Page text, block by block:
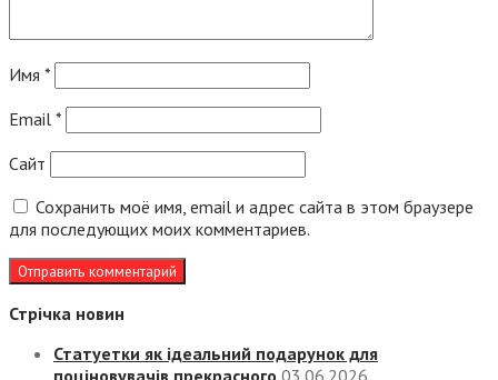
Имя *
Email *
Сайт
Сохранить моё имя, email и адрес сайта в этом браузере
для последующих моих комментариев.
Стрічка новин
Статуетки як ідеальний подарунок для